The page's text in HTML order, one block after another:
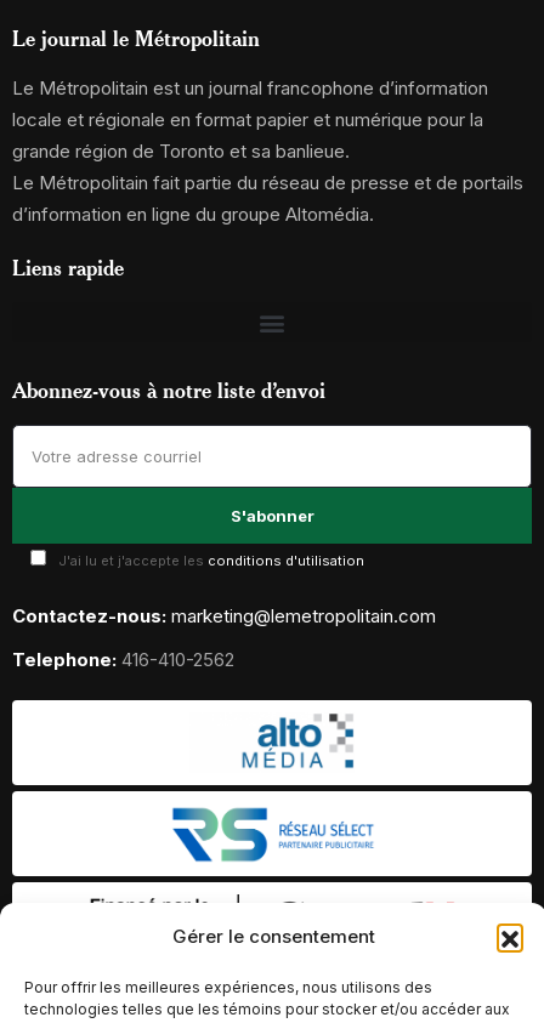
Gérer le consentement
Pour offrir les meilleures expériences, nous utilisons des
technologies telles que les témoins pour stocker et/ou accéder aux
Le journal le Métropolitain
Le Métropolitain est un journal francophone d’information
locale et régionale en format papier et numérique pour la
grande région de Toronto et sa banlieue.
Le Métropolitain fait partie du réseau de presse et de portails
d’information en ligne du groupe Altomédia.
Liens rapide
Abonnez-vous à notre liste d’envoi
J'ai lu et j'accepte les conditions d'utilisation
Contactez-nous: marketing@lemetropolitain.com
Telephone: 416-410-2562